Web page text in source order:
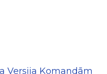
Versija Komandām